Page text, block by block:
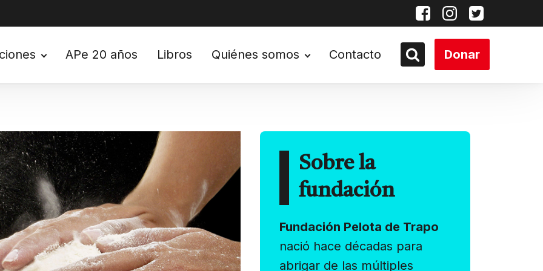
APe 20 años Libros Quiénes somos Contacto Donar
Sobre la
fundación
Fundación Pelota de Trapo
nació hace décadas para
abrigar de las múltiples